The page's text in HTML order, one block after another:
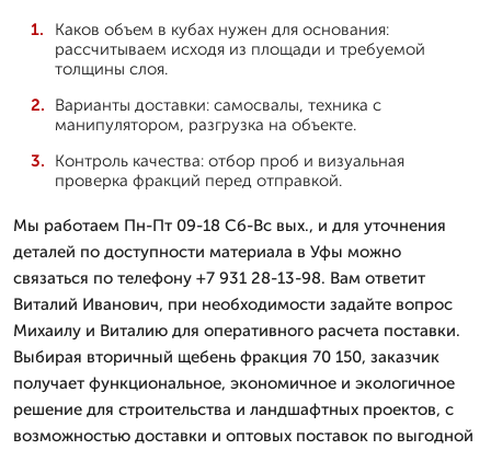
Каков объем в кубах нужен для основания:
рассчитываем исходя из площади и требуемой
толщины слоя.
Варианты доставки: самосвалы, техника с
манипулятором, разгрузка на объекте.
Контроль качества: отбор проб и визуальная
проверка фракций перед отправкой.
Мы работаем Пн-Пт 09-18 Сб-Вс вых., и для уточнения
деталей по доступности материала в Уфы можно
связаться по телефону +7 931 28-13-98. Вам ответит
Виталий Иванович, при необходимости задайте вопрос
Михаилу и Виталию для оперативного расчета поставки.
Выбирая вторичный щебень фракция 70 150, заказчик
получает функциональное, экономичное и экологичное
решение для строительства и ландшафтных проектов, с
возможностью доставки и оптовых поставок по выгодной